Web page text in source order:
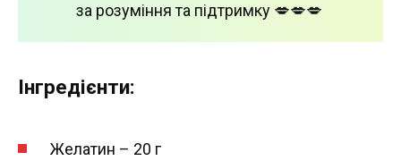
за розуміння та підтримку 💋💋💋
Інгредієнти:
Желатин – 20 г